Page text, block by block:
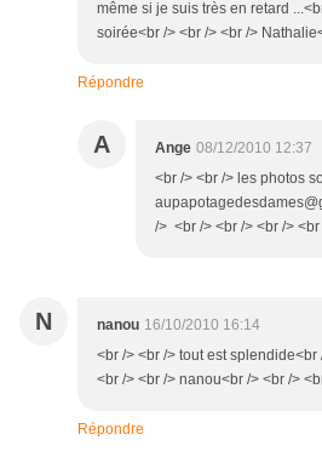
même si je suis très en retard
soirée<br /> <br /> <br />
Répondre
A Ange 08/12/2010 12:37
<br /> <br /> les photos
/> <br /> <br /> <br /> <br
N nanou 16/10/2010 16:14
<br /> <br /> tout est
<br /> <br /> nanou<br /> <br />
Répondre